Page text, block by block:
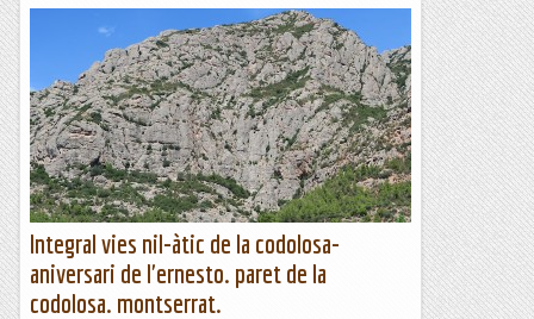
Integral vies nil-àtic de la codolosa-
aniversari de l'ernesto. paret de la
codolosa. montserrat.